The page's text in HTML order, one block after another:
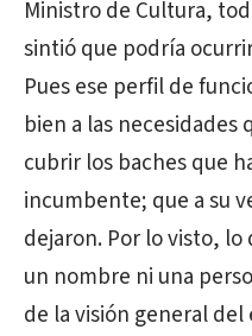
Ministro de Cultura,
sintió que podría
Pues ese perfil de
bien a las necesidades
cubrir los baches que
incumbente; que a su
dejaron. Por lo visto,
un nombre ni una
de la visión general